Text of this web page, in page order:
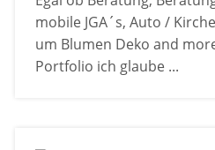
mobile JGA´s, Auto /
um Blumen Deko and
Portfolio ich glaube ...